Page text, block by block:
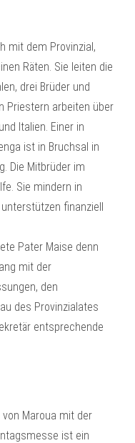
mit dem Provinzial,
Räten. Sie leiten die
drei Brüder und
Priestern arbeiten über
Italien. Einer in
ist in Bruchsal in
Die Mitbrüder im
Sie mindern in
finanziell
Pater Maise denn
mit der
den
des Provinzialates
entsprechende
Maroua mit der
ist ein